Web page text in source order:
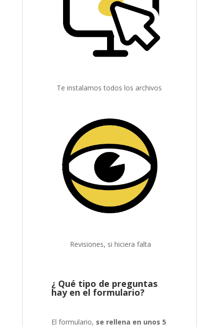
Te instalamos todos los archivos
Revisiones, si hiciera falta
¿ Qué tipo de preguntas
hay en el formulario?
El formulario, se rellena en unos 5